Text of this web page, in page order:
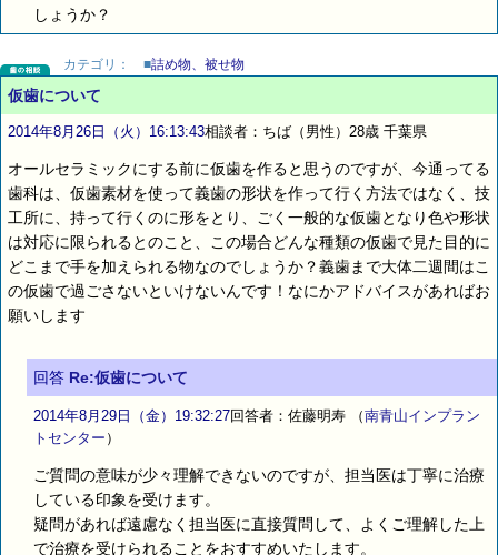
しょうか？
カテゴリ： ■詰め物、被せ物
仮歯について
2014年8月26日（火）16:13:43相談者：ちば（男性）28歳 千葉県
オールセラミックにする前に仮歯を作ると思うのですが、今通ってる
歯科は、仮歯素材を使って義歯の形状を作って行く方法ではなく、技
工所に、持って行くのに形をとり、ごく一般的な仮歯となり色や形状
は対応に限られるとのこと、この場合どんな種類の仮歯で見た目的に
どこまで手を加えられる物なのでしょうか？義歯まで大体二週間はこ
の仮歯で過ごさないといけないんです！なにかアドバイスがあればお
願いします
回答 Re:仮歯について
2014年8月29日（金）19:32:27回答者：佐藤明寿 （南青山インプラン
トセンター ）
ご質問の意味が少々理解できないのですが、担当医は丁寧に治療
している印象を受けます。
疑問があれば遠慮なく担当医に直接質問して、よくご理解した上
で治療を受けられることをおすすめいたします。